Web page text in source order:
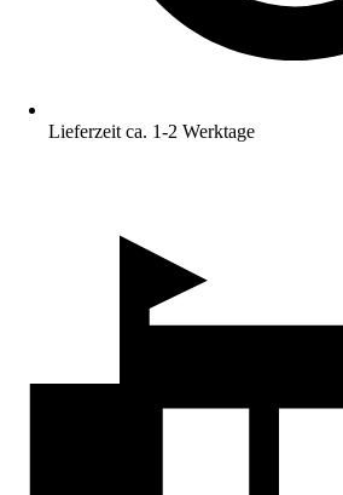
Lieferzeit ca. 1-2 Werktage